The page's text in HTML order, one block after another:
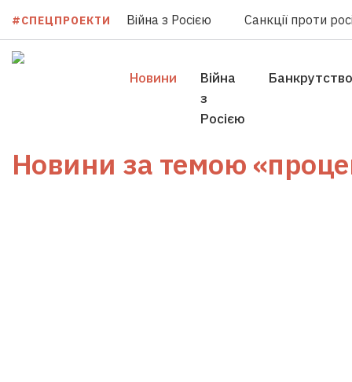
#СПЕЦПРОЕКТИ Війна з Росією Санкції проти
Новини
Війна
з
Росією
Банкрутство
Новини за темою